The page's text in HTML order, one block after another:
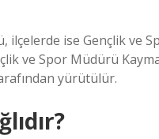
ilçelerde ise Gençlik ve
ve Spor Müdürü
yürütülür.